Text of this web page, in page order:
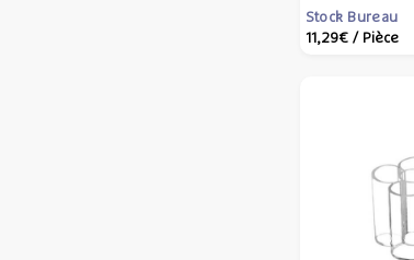
EXACOMPTA
Stock Bureau
11,29€ / Pièce